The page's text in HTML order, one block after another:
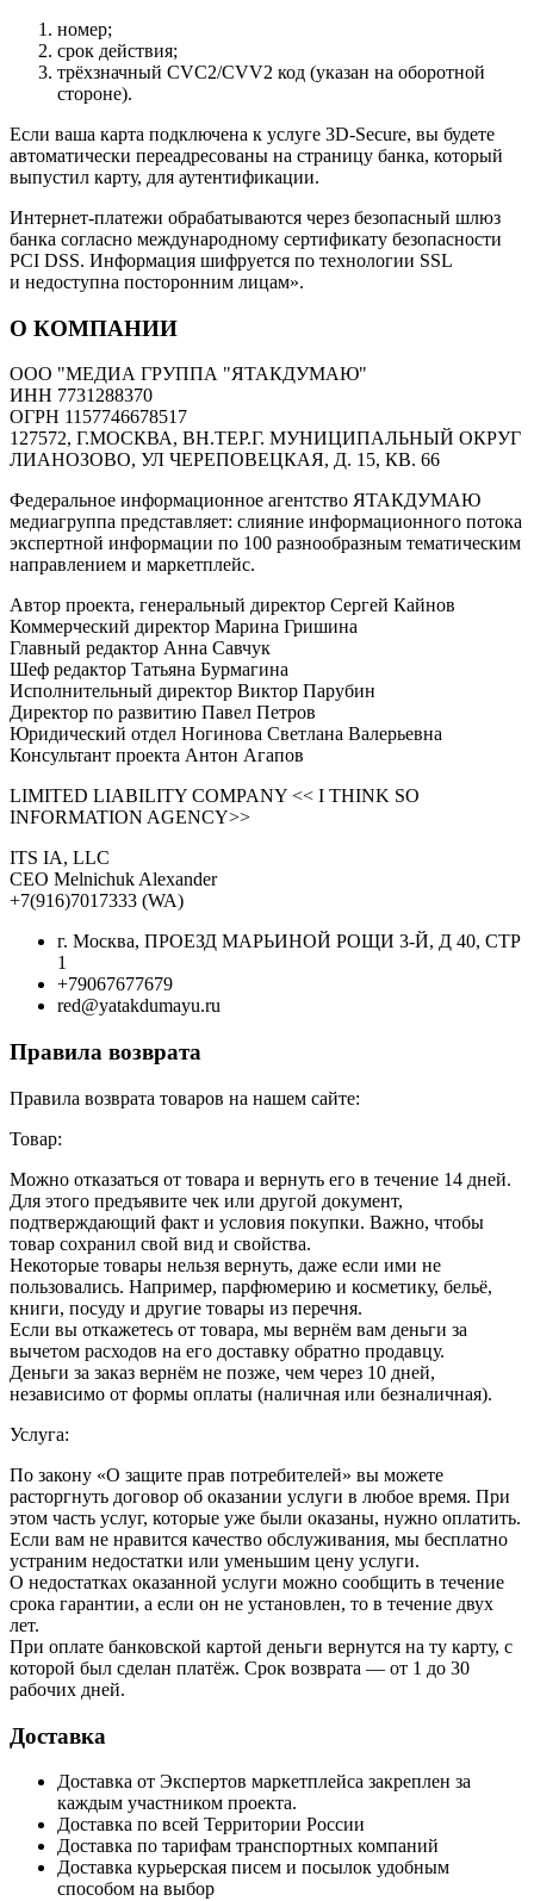
номер;
срок действия;
трёхзначный CVC2/CVV2 код (указан на оборотной
стороне).
Если ваша карта подключена к услуге 3D-Secure, вы будете
автоматически переадресованы на страницу банка, который
выпустил карту, для аутентификации.
Интернет-платежи обрабатываются через безопасный шлюз
банка согласно международному сертификату безопасности
PCI DSS. Информация шифруется по технологии SSL
и недоступна посторонним лицам».
О КОМПАНИИ
ООО "МЕДИА ГРУППА "ЯТАКДУМАЮ"
ИНН 7731288370
ОГРН 1157746678517
127572, Г.МОСКВА, ВН.ТЕР.Г. МУНИЦИПАЛЬНЫЙ ОКРУГ
ЛИАНОЗОВО, УЛ ЧЕРЕПОВЕЦКАЯ, Д. 15, КВ. 66
Федеральное информационное агентство ЯТАКДУМАЮ
медиагруппа представляет: слияние информационного потока
экспертной информации по 100 разнообразным тематическим
направлением и маркетплейс.
Автор проекта, генеральный директор Сергей Кайнов
Коммерческий директор Марина Гришина
Главный редактор Анна Савчук
Шеф редактор Татьяна Бурмагина
Исполнительный директор Виктор Парубин
Директор по развитию Павел Петров
Юридический отдел Ногинова Светлана Валерьевна
Консультант проекта Антон Агапов
LIMITED LIABILITY COMPANY << I THINK SO
INFORMATION AGENCY>>
ITS IA, LLC
CEO Melnichuk Alexander
+7(916)7017333 (WA)
г. Москва, ПРОЕЗД МАРЬИНОЙ РОЩИ 3-Й, Д 40, СТР
1
+79067677679
red@yatakdumayu.ru
Правила возврата
Правила возврата товаров на нашем сайте:
Товар:
Можно отказаться от товара и вернуть его в течение 14 дней.
Для этого предъявите чек или другой документ,
подтверждающий факт и условия покупки. Важно, чтобы
товар сохранил свой вид и свойства.
Некоторые товары нельзя вернуть, даже если ими не
пользовались. Например, парфюмерию и косметику, бельё,
книги, посуду и другие товары из перечня.
Если вы откажетесь от товара, мы вернём вам деньги за
вычетом расходов на его доставку обратно продавцу.
Деньги за заказ вернём не позже, чем через 10 дней,
независимо от формы оплаты (наличная или безналичная).
Услуга:
По закону «О защите прав потребителей» вы можете
расторгнуть договор об оказании услуги в любое время. При
этом часть услуг, которые уже были оказаны, нужно оплатить.
Если вам не нравится качество обслуживания, мы бесплатно
устраним недостатки или уменьшим цену услуги.
О недостатках оказанной услуги можно сообщить в течение
срока гарантии, а если он не установлен, то в течение двух
лет.
При оплате банковской картой деньги вернутся на ту карту, с
которой был сделан платёж. Срок возврата — от 1 до 30
рабочих дней.
Доставка
Доставка от Экспертов маркетплейса закреплен за
каждым участником проекта.
Доставка по всей Территории России
Доставка по тарифам транспортных компаний
Доставка курьерская писем и посылок удобным
способом на выбор